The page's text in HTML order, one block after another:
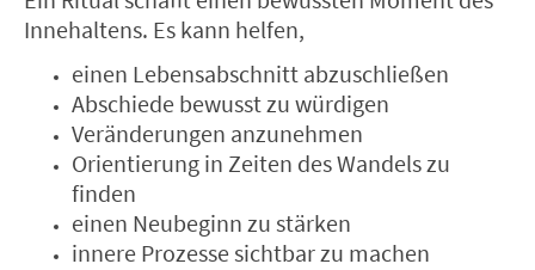
Innehaltens. Es kann helfen,
einen Lebensabschnitt abzuschließen
Abschiede bewusst zu würdigen
Veränderungen anzunehmen
Orientierung in Zeiten des Wandels zu
finden
einen Neubeginn zu stärken
innere Prozesse sichtbar zu machen